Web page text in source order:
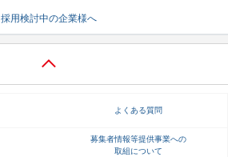
採用検討中の企業様へ
よくある質問
募集者情報等提供事業への
取組について